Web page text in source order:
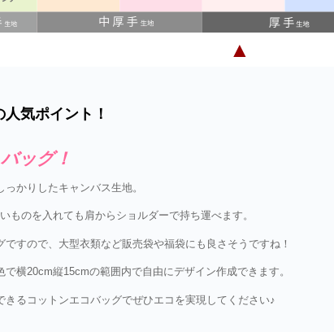
▲
気ポイント！
ッグ！
かりしたキャンバス生地。
ものを入れても肩からショルダーで持ち運べます。
すので、大型衣類など販売袋や福袋にも良さそうですね！
横20cm縦15cmの範囲内で自由にデザイン作成できます。
るコットンエコバッグでぜひエコを実現してください♪